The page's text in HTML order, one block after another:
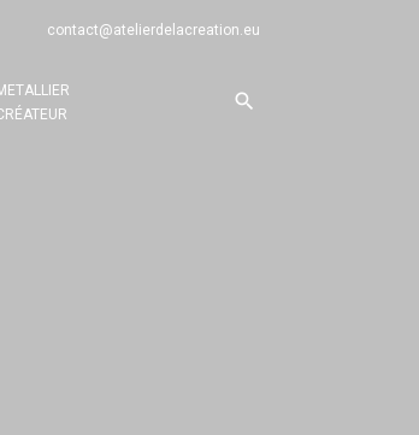
contact@atelierdelacreation.eu